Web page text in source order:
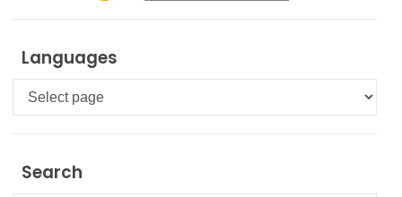
Languages
Languages
Search